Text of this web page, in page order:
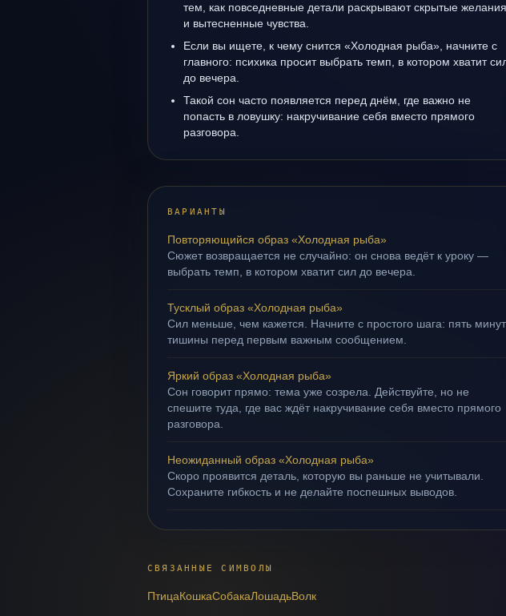
тем, как повседневные детали раскрывают скрытые желания
и вытесненные чувства.
Если вы ищете, к чему снится «Холодная рыба», начните с
главного: психика просит выбрать темп, в котором хватит
до вечера.
Такой сон часто появляется перед днём, где важно не
попасть в ловушку: накручивание себя вместо прямого
разговора.
ВАРИАНТЫ
Повторяющийся образ «Холодная рыба»
Сюжет возвращается не случайно: он снова ведёт к уроку —
выбрать темп, в котором хватит сил до вечера.
Тусклый образ «Холодная рыба»
Сил меньше, чем кажется. Начните с простого шага: пять минут
тишины перед первым важным сообщением.
Яркий образ «Холодная рыба»
Сон говорит прямо: тема уже созрела. Действуйте, но не
спешите туда, где вас ждёт накручивание себя вместо прямого
разговора.
Неожиданный образ «Холодная рыба»
Скоро проявится деталь, которую вы раньше не учитывали.
Сохраните гибкость и не делайте поспешных выводов.
СВЯЗАННЫЕ СИМВОЛЫ
ПтицаКошкаСобакаЛошадьВолк